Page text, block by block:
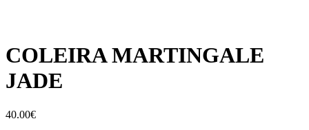
COLEIRA MARTINGALE
JADE
40.00€